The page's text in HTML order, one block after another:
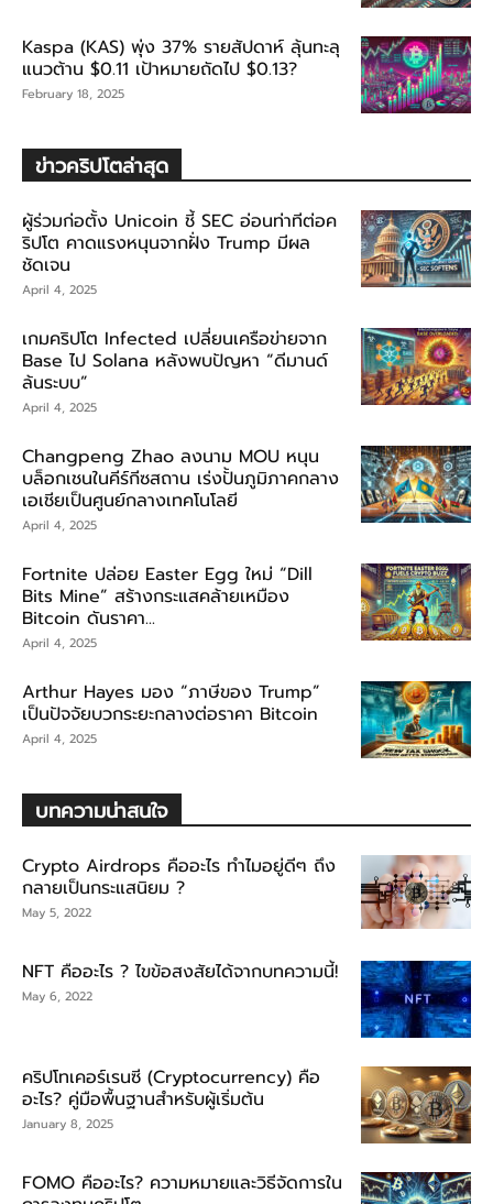
Kaspa (KAS) พุ่ง 37% รายสัปดาห์ ลุ้นทะลุ
แนวต้าน $0.11 เป้าหมายถัดไป $0.13?
February 18, 2025
ข่าวคริปโตล่าสุด
ผู้ร่วมก่อตั้ง Unicoin ชี้ SEC อ่อนท่าทีต่อค
ริปโต คาดแรงหนุนจากฝั่ง Trump มีผล
ชัดเจน
April 4, 2025
เกมคริปโต Infected เปลี่ยนเครือข่ายจาก
Base ไป Solana หลังพบปัญหา “ดีมานด์
ล้นระบบ”
April 4, 2025
Changpeng Zhao ลงนาม MOU หนุน
บล็อกเชนในคีร์กีซสถาน เร่งปั้นภูมิภาคกลาง
เอเชียเป็นศูนย์กลางเทคโนโลยี
April 4, 2025
Fortnite ปล่อย Easter Egg ใหม่ “Dill
Bits Mine” สร้างกระแสคล้ายเหมือง
Bitcoin ดันราคา...
April 4, 2025
Arthur Hayes มอง “ภาษีของ Trump”
เป็นปัจจัยบวกระยะกลางต่อราคา Bitcoin
April 4, 2025
บทความน่าสนใจ
Crypto Airdrops คืออะไร ทำไมอยู่ดีๆ ถึง
กลายเป็นกระแสนิยม ?
May 5, 2022
NFT คืออะไร ? ไขข้อสงสัยได้จากบทความนี้!
May 6, 2022
คริปโทเคอร์เรนซี (Cryptocurrency) คือ
อะไร? คู่มือพื้นฐานสำหรับผู้เริ่มต้น
January 8, 2025
FOMO คืออะไร? ความหมายและวิธีจัดการใน